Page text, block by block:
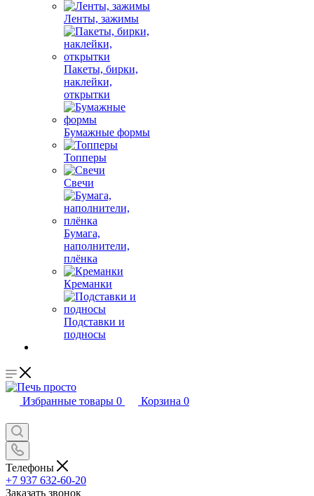
Ленты, зажимы
Пакеты, бирки,
наклейки,
открытки
Бумажные формы
Топперы
Свечи
Бумага,
наполнители,
плёнка
Креманки
Подставки и
подносы
Избранные товары 0 Корзина 0
Телефоны
+7 937 632-60-20
Заказать звонок